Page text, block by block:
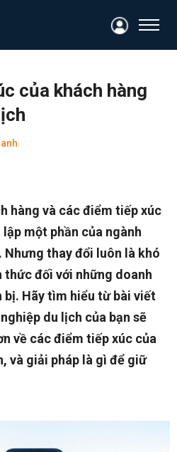
của khách hàng
hàng và các điểm tiếp xúc
một phần của ngành
thay đổi luôn là khó
thức đối với những doanh
bị. Hãy tìm hiểu từ bài viết
du lịch của bạn sẽ
về các điểm tiếp xúc của
và giải pháp là gì để giữ